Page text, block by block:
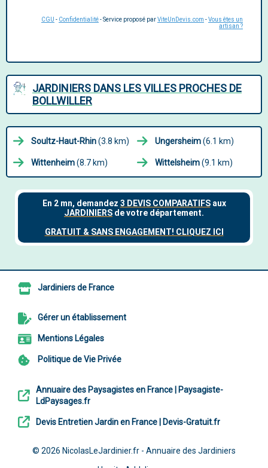
CGU - Confidentialité- Service proposé parViteUnDevis.com -Vous êtes un
artisan ?
JARDINIERS DANS LES VILLES PROCHES DE
BOLLWILLER
Soultz-Haut-Rhin(3.8 km) Ungersheim(6.1 km)
Wittenheim(8.7 km) Wittelsheim(9.1 km)
Jardiniers de France
Gérer un établissement
Mentions Légales
Politique de Vie Privée
Annuaire des Paysagistes en France | Paysagiste-
LdPaysages.fr
Devis Entretien Jardin en France | Devis-Gratuit.fr
© 2026 NicolasLeJardinier.fr - Annuaire des Jardiniers